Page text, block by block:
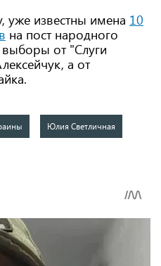
уже известны имена 10
на пост народного
выборы от "Слуги
а от
Юлия Светличная